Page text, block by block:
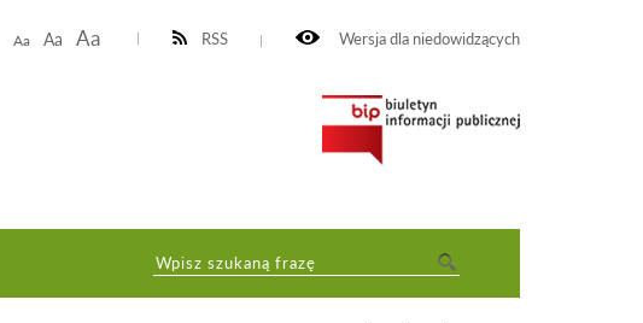
Wersja dla niedowidzących
RSS
Aa Aa Aa